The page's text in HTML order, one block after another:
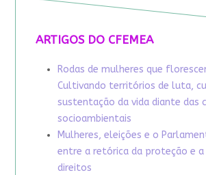
ARTIGOS DO CFEMEA
Rodas de mulheres que
Cultivando territórios de luta,
sustentação da vida diante das
socioambientais
Mulheres, eleições e o
entre a retórica da proteção e
direitos